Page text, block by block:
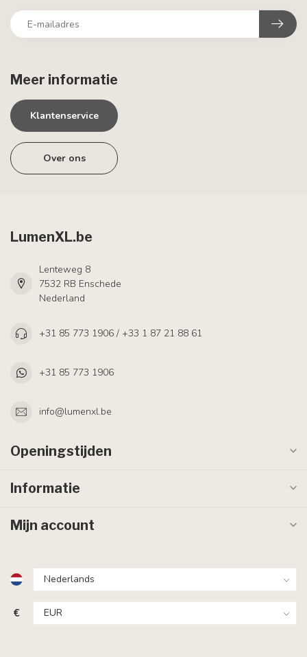
Meer informatie
Klantenservice
Over ons
LumenXL.be
Lenteweg 8
7532 RB Enschede
Nederland
+31 85 773 1906 / +33 1 87 21 88 61
+31 85 773 1906
info@lumenxl.be
Openingstijden
Informatie
Mijn account
€